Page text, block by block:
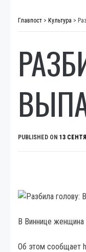
Главпост > Культура >
PUBLISHED ON 13
В Виннице женщина
Об этом сообщает